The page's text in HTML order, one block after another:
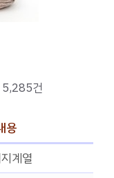
5,285건
용
계열